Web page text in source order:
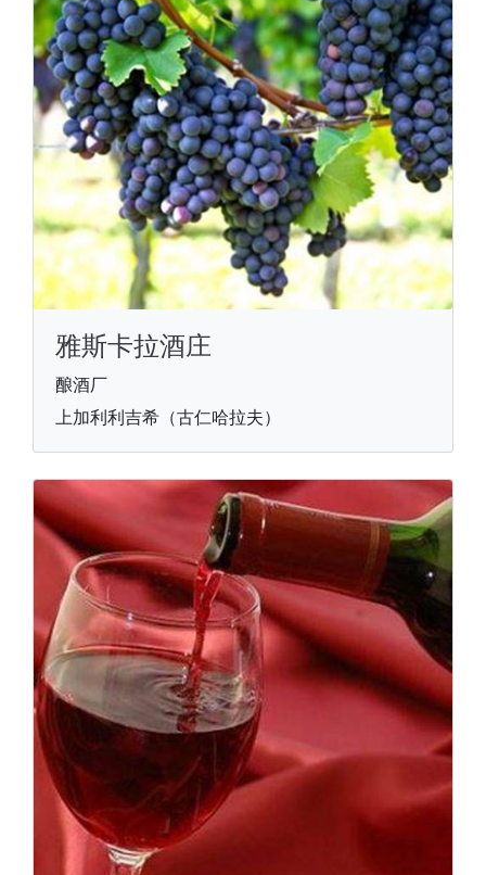
雅斯卡拉酒庄
酿酒厂
上加利利吉希（古仁哈拉夫）